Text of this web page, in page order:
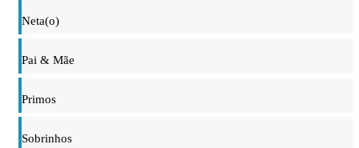
Neta(o)
Pai & Mãe
Primos
Sobrinhos